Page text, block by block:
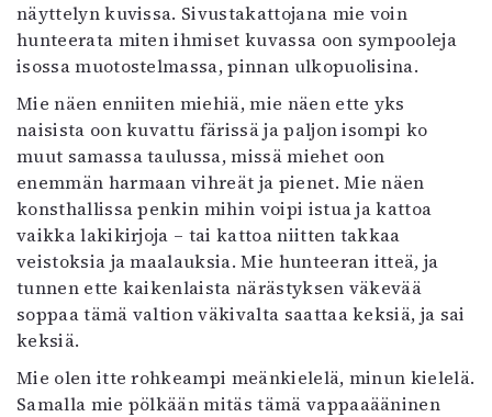
näyttelyn kuvissa. Sivustakattojana mie voin
hunteerata miten ihmiset kuvassa oon sympooleja
isossa muotostelmassa, pinnan ulkopuolisina.
Mie näen enniiten miehiä, mie näen ette yks
naisista oon kuvattu färissä ja paljon isompi ko
muut samassa taulussa, missä miehet oon
enemmän harmaan vihreät ja pienet. Mie näen
konsthallissa penkin mihin voipi istua ja kattoa
vaikka lakikirjoja – tai kattoa niitten takkaa
veistoksia ja maalauksia. Mie hunteeran itteä, ja
tunnen ette kaikenlaista närästyksen väkevää
soppaa tämä valtion väkivalta saattaa keksiä, ja sai
keksiä.
Mie olen itte rohkeampi meänkielelä, minun kielelä.
Samalla mie pölkään mitäs tämä vappaaääninen